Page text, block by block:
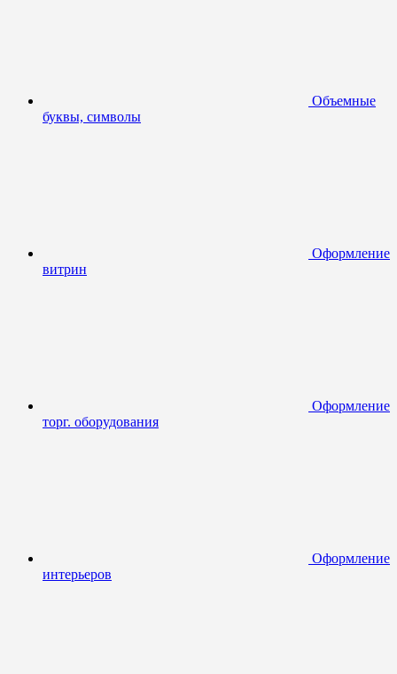
Объемные
буквы, символы
Оформление
витрин
Оформление
торг. оборудования
Оформление
интерьеров